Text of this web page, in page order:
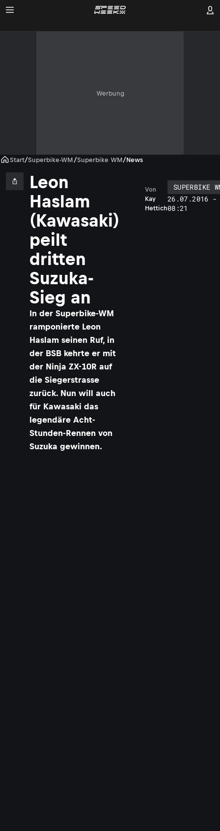
Werbung
Start/Superbike-WM /Superbike WM/News
Leon
Haslam
(Kawasaki)
peilt
dritten
Suzuka-
Sieg an
In der Superbike-WM
ramponierte Leon
Haslam seinen Ruf, in
der BSB kehrte er mit
der Ninja ZX-10R auf
die Siegerstrasse
zurück. Nun will auch
für Kawasaki das
legendäre Acht-
Stunden-Rennen von
Suzuka gewinnen.
Kay
Hettich
Von
SUPERBIKE
26.07.2016 -
08:21